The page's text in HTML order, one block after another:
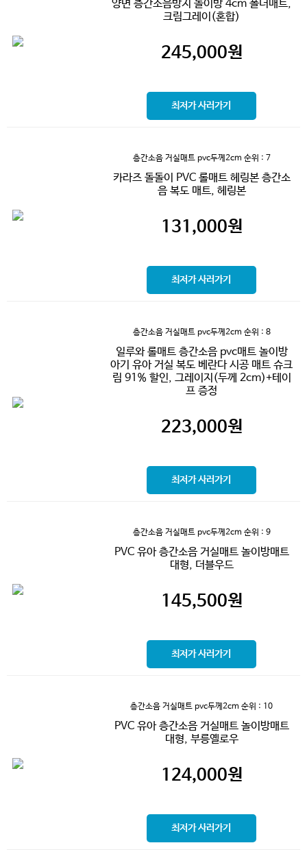
양면 층간소음방지 놀이방 4cm 폴더매트,
크림그레이(혼합)
245,000원
최저가 사러가기
층간소음 거실매트 pvc두께2cm 순위 : 7
카라즈 돌돌이 PVC 롤매트 헤링본 층간소
음 복도 매트, 헤링본
131,000원
최저가 사러가기
층간소음 거실매트 pvc두께2cm 순위 : 8
일루와 롤매트 층간소음 pvc매트 놀이방
아기 유아 거실 복도 베란다 시공 매트 슈크
림 91% 할인, 그레이지(두께 2cm)+테이
프 증정
223,000원
최저가 사러가기
층간소음 거실매트 pvc두께2cm 순위 : 9
PVC 유아 층간소음 거실매트 놀이방매트
대형, 더블우드
145,500원
최저가 사러가기
층간소음 거실매트 pvc두께2cm 순위 : 10
PVC 유아 층간소음 거실매트 놀이방매트
대형, 부릉옐로우
124,000원
최저가 사러가기